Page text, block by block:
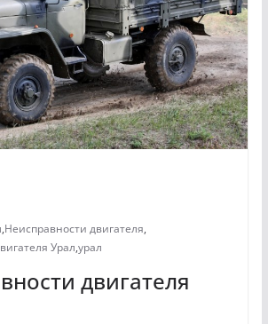
,Неисправности двигателя,
Урал,урал
двигателя